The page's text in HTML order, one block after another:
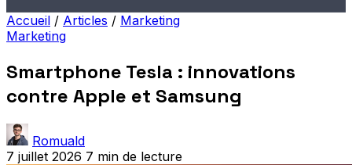
Accueil / Articles / Marketing
Marketing
Smartphone Tesla : innovations
contre Apple et Samsung
Romuald
7 juillet 2026 7 min de lecture